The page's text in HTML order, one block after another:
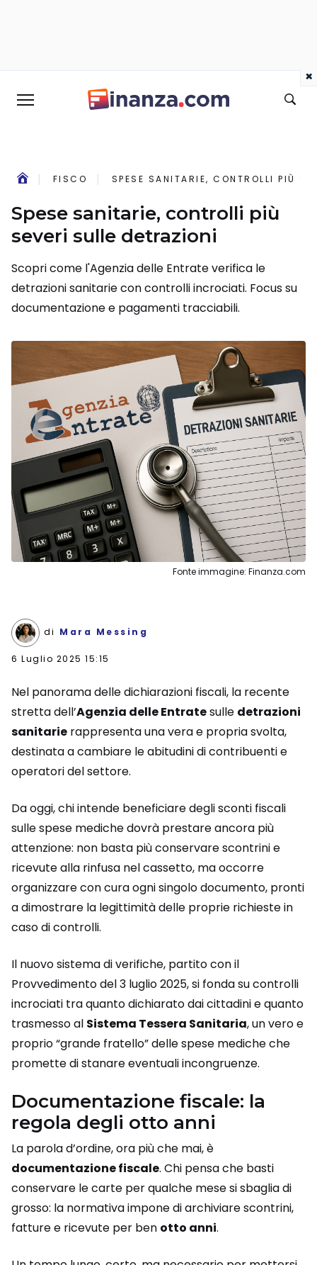
FISCO SPESE SANITARIE, CONTROLLI PIÙ
Spese sanitarie, controlli più
severi sulle detrazioni
Scopri come l'Agenzia delle Entrate verifica le
detrazioni sanitarie con controlli incrociati. Focus su
documentazione e pagamenti tracciabili.
Fonte immagine: Finanza.com
di Mara Messing
6 Luglio 2025 15:15
Nel panorama delle dichiarazioni fiscali, la recente
stretta dell’Agenzia delle Entratesulle detrazioni
sanitarie rappresenta una vera e propria svolta,
destinata a cambiare le abitudini di contribuenti e
operatori del settore.
Da oggi, chi intende beneficiare degli sconti fiscali
sulle spese mediche dovrà prestare ancora più
attenzione: non basta più conservare scontrini e
ricevute alla rinfusa nel cassetto, ma occorre
organizzare con cura ogni singolo documento, pronti
a dimostrare la legittimità delle proprie richieste in
caso di controlli.
Il nuovo sistema di verifiche, partito con il
Provvedimento del 3 luglio 2025, si fonda su controlli
incrociati tra quanto dichiarato dai cittadini e quanto
trasmesso al Sistema Tessera Sanitaria, un vero e
proprio “grande fratello” delle spese mediche che
promette di stanare eventuali incongruenze.
Documentazione fiscale: la
regola degli otto anni
La parola d’ordine, ora più che mai, è
documentazione fiscale. Chi pensa che basti
conservare le carte per qualche mese si sbaglia di
grosso: la normativa impone di archiviare scontrini,
fatture e ricevute per ben otto anni.
×